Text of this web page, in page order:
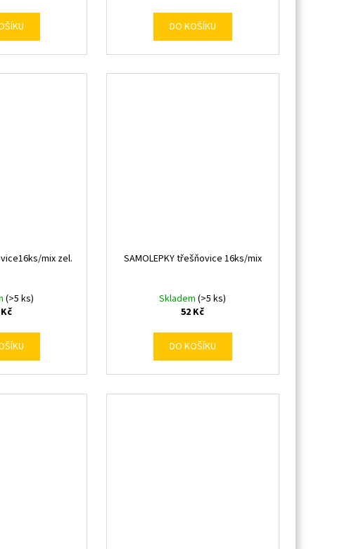
DO KOŠÍKU
mix zel.
(>5 ks)
SAMOLEPKY třešňovice 16ks/mix
Skladem(>5 ks)
52 Kč
DO KOŠÍKU